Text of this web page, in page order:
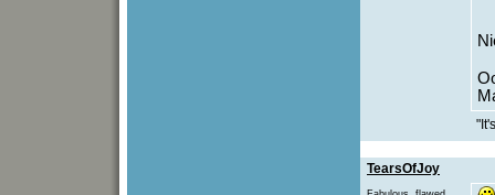
TearsOfJoy